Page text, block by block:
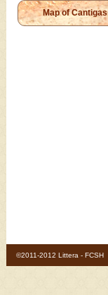
Map of Cantigas
©2011-2012 Littera - FCSH